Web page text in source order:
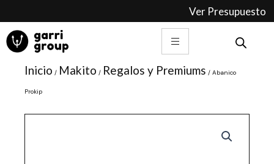
contenido
Ver Presupuesto
Inicio / Makito / Regalos y Premiums / Abanico
Prokip